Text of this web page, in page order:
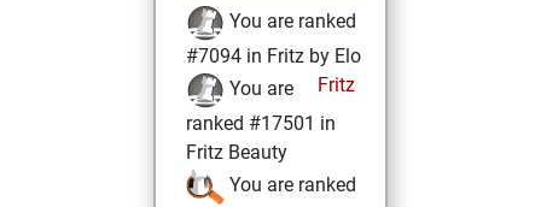
You are ranked
#7094 in Fritz by Elo
Fritz
You are
ranked #17501 in
Fritz Beauty
You are ranked